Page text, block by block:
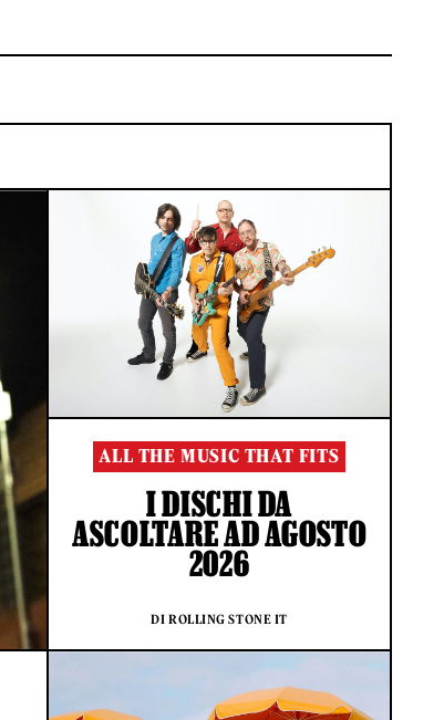
ALL THE MUSIC THAT FITS
I DISCHI DA
ASCOLTARE AD AGOSTO
2026
DI ROLLING STONE IT